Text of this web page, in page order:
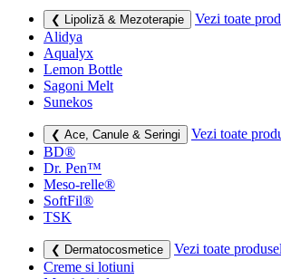
❮ Lipoliză & Mezoterapie
Vezi toate
Alidya
Aqualyx
Lemon Bottle
Sagoni Melt
Sunekos
❮ Ace, Canule & Seringi
Vezi toate
BD®
Dr. Pen™
Meso-relle®
SoftFil®
TSK
❮ Dermatocosmetice
Vezi toate
Creme si lotiuni